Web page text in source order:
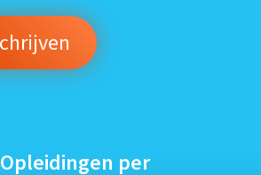
Opleidingen per